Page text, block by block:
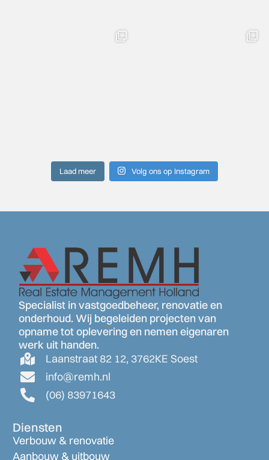
Laad meer Volg ons op Instagram
Specialist in vastgoedbeheer, renovatie en
onderhoud. Wij begeleiden projecten van
opname tot oplevering en nemen eigenaren
werk uit handen.
Laanstraat 82 12, 3762KE Soest
info@remh.nl
(06) 83971643
Diensten
Verbouw & renovatie
Aanbouw & uitbouw